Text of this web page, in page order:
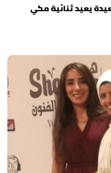
سعيدة يعيد ثنائية مكي